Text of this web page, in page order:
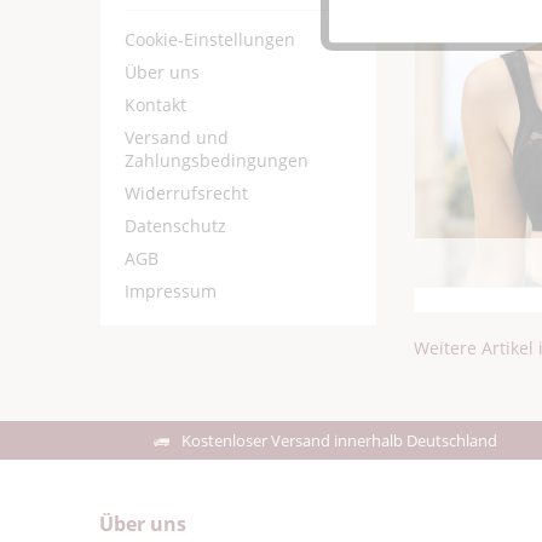
Cookie-Einstellungen
Über uns
Kontakt
Versand und
Zahlungsbedingungen
Widerrufsrecht
Datenschutz
AGB
Impressum
Weitere Artikel
Kostenloser Versand innerhalb Deutschland
Über uns